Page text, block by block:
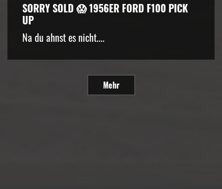
SORRY SOLD 😱 1956ER FORD F100 PICK
UP
Na du ahnst es nicht....
Mehr